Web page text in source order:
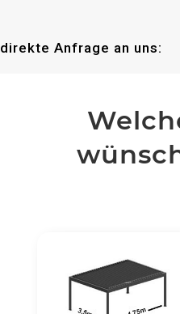
Anfrage an uns: